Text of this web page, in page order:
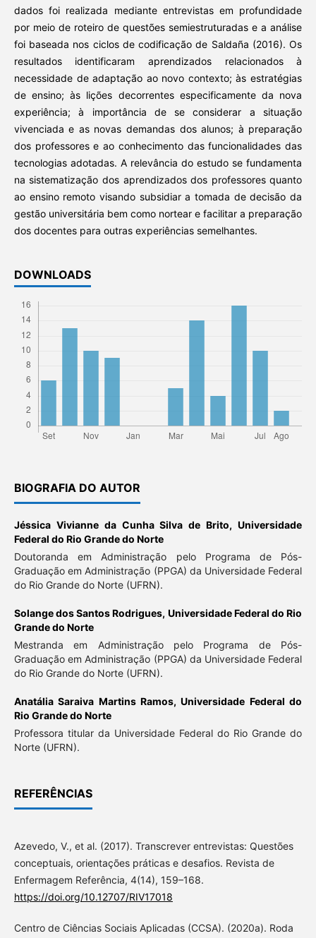
dados foi realizada mediante entrevistas em profundidade
por meio de roteiro de questões semiestruturadas e a análise
foi baseada nos ciclos de codificação de Saldaña (2016). Os
resultados identificaram aprendizados relacionados à
necessidade de adaptação ao novo contexto; às estratégias
de ensino; às lições decorrentes especificamente da nova
experiência; à importância de se considerar a situação
vivenciada e as novas demandas dos alunos; à preparação
dos professores e ao conhecimento das funcionalidades das
tecnologias adotadas. A relevância do estudo se fundamenta
na sistematização dos aprendizados dos professores quanto
ao ensino remoto visando subsidiar a tomada de decisão da
gestão universitária bem como nortear e facilitar a preparação
dos docentes para outras experiências semelhantes.
DOWNLOADS
BIOGRAFIA DO AUTOR
Jéssica Vivianne da Cunha Silva de Brito,Universidade
Federal do Rio Grande do Norte
Doutoranda em Administração pelo Programa de Pós-
Graduação em Administração (PPGA) da Universidade Federal
do Rio Grande do Norte (UFRN).
Solange dos Santos Rodrigues, Universidade Federal do Rio
Grande do Norte
Mestranda em Administração pelo Programa de Pós-
Graduação em Administração (PPGA) da Universidade Federal
do Rio Grande do Norte (UFRN).
Anatália Saraiva Martins Ramos,Universidade Federal do
Rio Grande do Norte
Professora titular da Universidade Federal do Rio Grande do
Norte (UFRN).
REFERÊNCIAS
Azevedo, V., et al. (2017). Transcrever entrevistas: Questões
conceptuais, orientações práticas e desafios. Revista de
Enfermagem Referência, 4(14), 159–168.
https://doi.org/10.12707/RIV17018
Centro de Ciências Sociais Aplicadas (CCSA). (2020a). Roda